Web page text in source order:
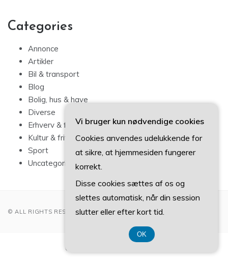
Categories
Annonce
Artikler
Bil & transport
Blog
Bolig, hus & have
Diverse
Erhverv & forbrug
Kultur & fritid
Sport
Uncategorized
© ALL RIGHTS RESERVED 2022
CVR-Nummer 374 077 39
Vi bruger kun nødvendige cookies
Cookies anvendes udelukkende for
at sikre, at hjemmesiden fungerer
korrekt.
Disse cookies sættes af os og
slettes automatisk, når din session
slutter eller efter kort tid.
OK